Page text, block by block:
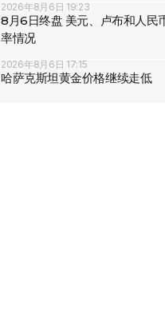
2026年8月6日 19:23
8月6日终盘 美元、卢布和人民
率情况
2026年8月6日 17:15
哈萨克斯坦黄金价格继续走低